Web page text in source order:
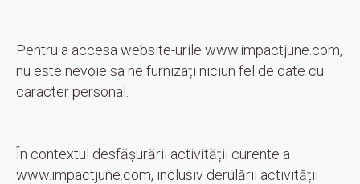
Pentru a accesa website-urile www.impactjune.com,
nu este nevoie sa ne furnizați niciun fel de date cu
caracter personal.
În contextul desfășurării activității curente a
www.impactjune.com, inclusiv derulării activității